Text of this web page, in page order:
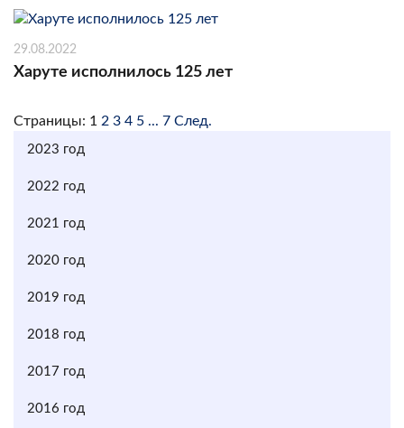
29.08.2022
Харуте исполнилось 125 лет
Страницы: 1 2 3 4 5 ... 7 След.
2023 год
2022 год
2021 год
2020 год
2019 год
2018 год
2017 год
2016 год